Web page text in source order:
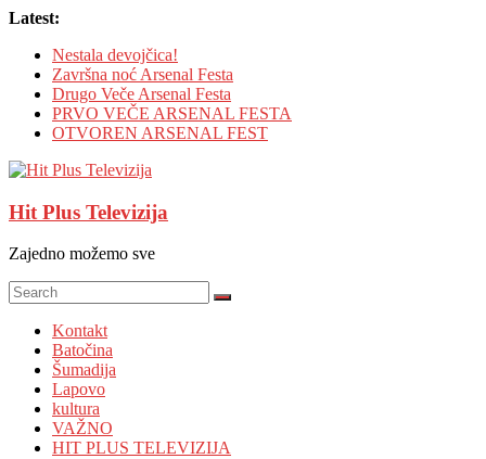
Skip
content
Latest:
Nestala devojčica!
Završna noć Arsenal Festa
Drugo Veče Arsenal Festa
PRVO VEČE ARSENAL FESTA
OTVOREN ARSENAL FEST
Hit Plus Televizija
Zajedno možemo sve
Kontakt
Batočina
Šumadija
Lapovo
kultura
VAŽNO
HIT PLUS TELEVIZIJA